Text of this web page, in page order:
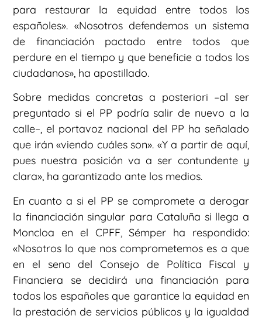
para restaurar la equidad entre todos los
españoles». «Nosotros defendemos un sistema
de financiación pactado entre todos que
perdure en el tiempo y que beneficie a todos los
ciudadanos», ha apostillado.
Sobre medidas concretas a posteriori –al ser
preguntado si el PP podría salir de nuevo a la
calle–, el portavoz nacional del PP ha señalado
que irán «viendo cuáles son». «Y a partir de aquí,
pues nuestra posición va a ser contundente y
clara», ha garantizado ante los medios.
En cuanto a si el PP se compromete a derogar
la financiación singular para Cataluña si llega a
Moncloa en el CPFF, Sémper ha respondido:
«Nosotros lo que nos comprometemos es a que
en el seno del Consejo de Política Fiscal y
Financiera se decidirá una financiación para
todos los españoles que garantice la equidad en
la prestación de servicios públicos y la igualdad